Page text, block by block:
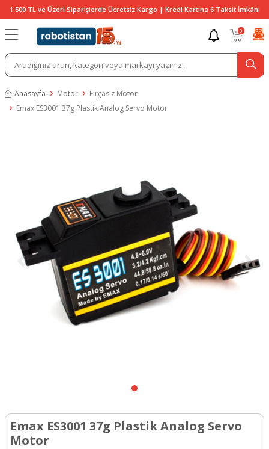
1.500 TL ve Üzeri Siparişlerde Ücretsiz Kargo | Kredi Kartına 6 Taksit İmkânı
0
Anasayfa Motor
Fırçasız Motor
Emax ES3001 37g Plastik Analog Servo Motor
Emax ES3001 37g Plastik Analog Servo
Motor